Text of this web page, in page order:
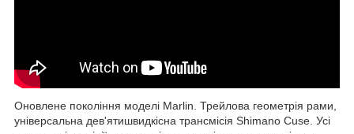
Оновлене покоління моделі Marlin. Трейлова геометрія рами,
універсальна дев'ятишвидкісна трансмісія Shimano Cuse. Усі